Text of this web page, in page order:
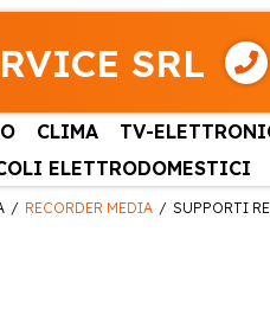
SRL
CLIMA TV-
ELETTRODOMESTICI
RECORDER MEDIA SUPPORTI